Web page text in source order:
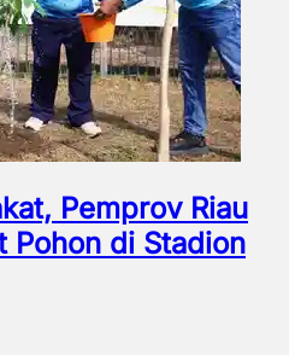
Pemprov Riau
Pohon di Stadion